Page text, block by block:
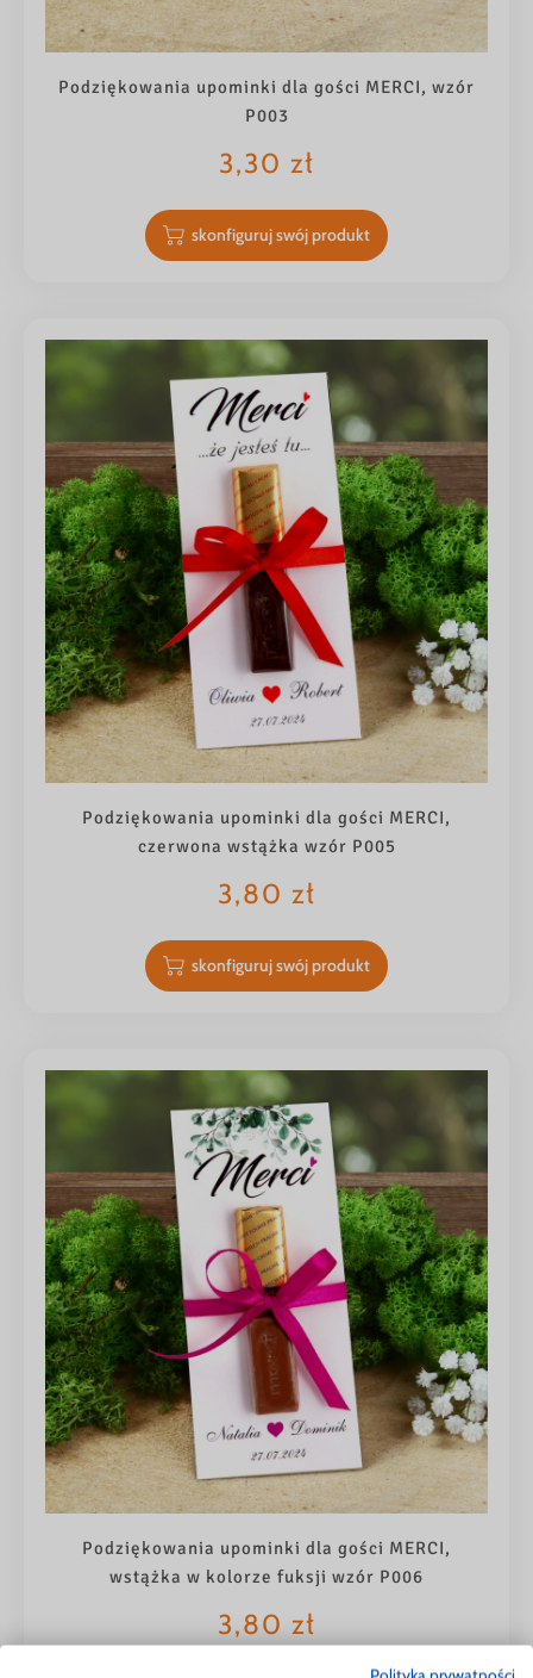
Podziękowania upominki dla gości MERCI, wzór
P003
3,30 zł
skonfiguruj swój produkt
Podziękowania upominki dla gości MERCI,
czerwona wstążka wzór P005
3,80 zł
skonfiguruj swój produkt
Podziękowania upominki dla gości MERCI,
wstążka w kolorze fuksji wzór P006
3,80 zł